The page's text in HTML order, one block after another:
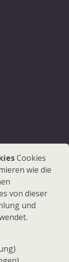
Cookies
wie die
von dieser
und